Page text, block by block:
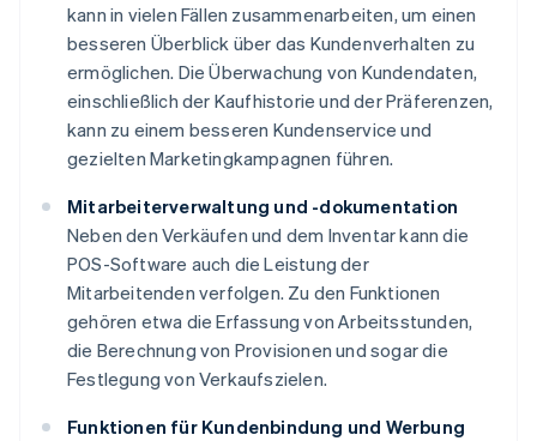
kann in vielen Fällen zusammenarbeiten, um einen
besseren Überblick über das Kundenverhalten zu
ermöglichen. Die Überwachung von Kundendaten,
einschließlich der Kaufhistorie und der Präferenzen,
kann zu einem besseren Kundenservice und
gezielten Marketingkampagnen führen.
Mitarbeiterverwaltung und -dokumentation
Neben den Verkäufen und dem Inventar kann die
POS-Software auch die Leistung der
Mitarbeitenden verfolgen. Zu den Funktionen
gehören etwa die Erfassung von Arbeitsstunden,
die Berechnung von Provisionen und sogar die
Festlegung von Verkaufszielen.
Funktionen für Kundenbindung und Werbung